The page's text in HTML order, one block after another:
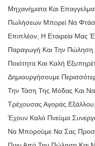
Μηχανήματα Και
Πωλήσεων Μπορεί Να
Επιπλέον, Η Εταιρεία Μας
Παραγωγή Και Την
Ποιότητα Και Καλή
Δημιουργήσουμε
Την Τάση Της Μόδας Και
Τρέχουσας
Έχουν Καλό Πνεύμα
Να Μπορούμε Να Σας